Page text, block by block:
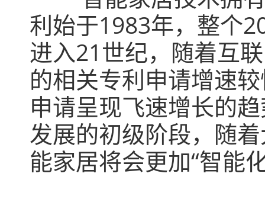
利始于1983年，整个
进入21世纪，随着互
的相关专利申请增速
申请呈现飞速增长的
发展的初级阶段，随
能家居将会更加“智能